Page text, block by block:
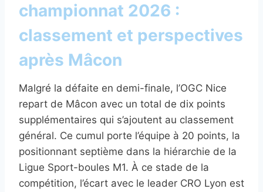
championnat 2026 :
classement et perspectives
après Mâcon
Malgré la défaite en demi-finale, l’OGC Nice
repart de Mâcon avec un total de dix points
supplémentaires qui s’ajoutent au classement
général. Ce cumul porte l’équipe à 20 points, la
positionnant septième dans la hiérarchie de la
Ligue Sport-boules M1. À ce stade de la
compétition, l’écart avec le leader CRO Lyon est